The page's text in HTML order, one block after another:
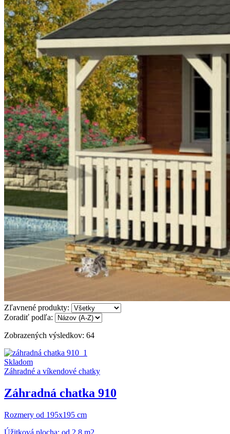
Zľavnené produkty:
Zoradiť podľa:
Zobrazených výsledkov: 64
Skladom
Záhradné a víkendové chatky
Záhradná chatka 910
Rozmery od 195x195 cm
Úžitková plocha: od 2,8 m2